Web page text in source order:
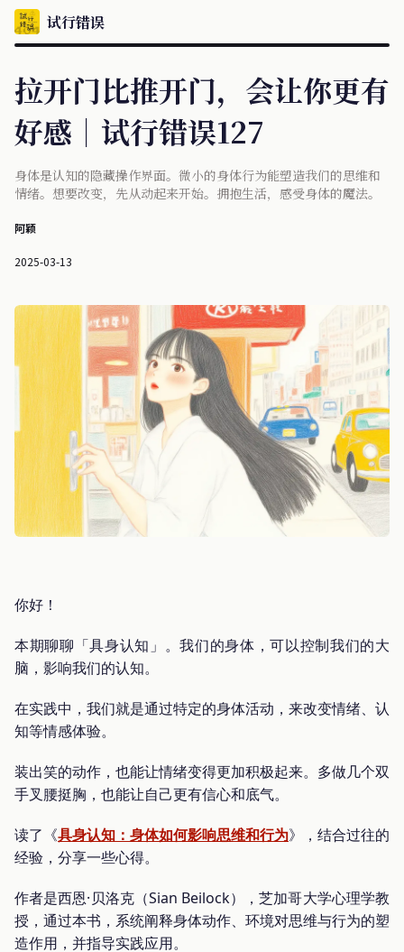
试行错误
拉开门比推开门，会让你更有
好感｜试行错误127
身体是认知的隐藏操作界面。微小的身体行为能塑造我们的思维和
情绪。想要改变，先从动起来开始。拥抱生活，感受身体的魔法。
阿颖
2025-03-13
你好！
本期聊聊「具身认知」。我们的身体，可以控制我们的大
脑，影响我们的认知。
在实践中，我们就是通过特定的身体活动，来改变情绪、认
知等情感体验。
装出笑的动作，也能让情绪变得更加积极起来。多做几个双
手叉腰挺胸，也能让自己更有信心和底气。
读了《具身认知：身体如何影响思维和行为》，结合过往的
经验，分享一些心得。
作者是西恩·贝洛克（Sian Beilock），芝加哥大学心理学教
授，通过本书，系统阐释身体动作、环境对思维与行为的塑
造作用，并指导实践应用。